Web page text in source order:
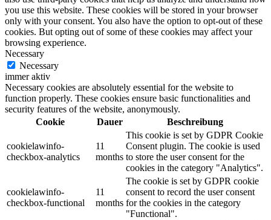
you use this website. These cookies will be stored in your browser
only with your consent. You also have the option to opt-out of these
cookies. But opting out of some of these cookies may affect your
browsing experience.
Necessary
Necessary
immer aktiv
Necessary cookies are absolutely essential for the website to
function properly. These cookies ensure basic functionalities and
security features of the website, anonymously.
Cookie
Dauer Beschreibung
cookielawinfo-
checkbox-analytics
11
months
This cookie is set by GDPR Cookie
Consent plugin. The cookie is used
to store the user consent for the
cookies in the category "Analytics".
cookielawinfo-
checkbox-functional
11
months
The cookie is set by GDPR cookie
consent to record the user consent
for the cookies in the category
"Functional".